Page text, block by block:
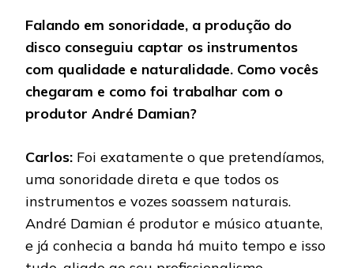
Falando em sonoridade, a produção do
disco conseguiu captar os instrumentos
com qualidade e naturalidade. Como vocês
chegaram e como foi trabalhar com o
produtor André Damian?
Carlos: Foi exatamente o que pretendíamos,
uma sonoridade direta e que todos os
instrumentos e vozes soassem naturais.
André Damian é produtor e músico atuante,
e já conhecia a banda há muito tempo e isso